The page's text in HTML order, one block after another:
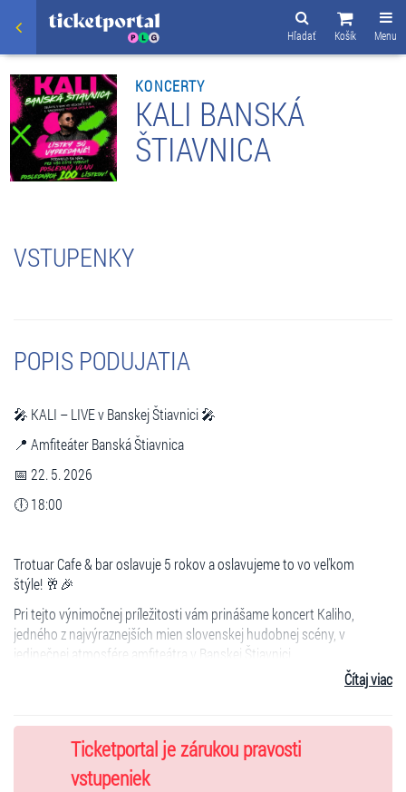
Menu
Košík
Hľadať
KONCERTY
KALI BANSKÁ
ŠTIAVNICA
VSTUPENKY
POPIS PODUJATIA
🎤 KALI – LIVE v Banskej Štiavnici 🎤
📍 Amfiteáter Banská Štiavnica
📅 22. 5. 2026
🕕 18:00
Trotuar Cafe & bar oslavuje 5 rokov a oslavujeme to vo veľkom
štýle! 🥂🎉
Pri tejto výnimočnej príležitosti vám prinášame koncert Kaliho,
jedného z najvýraznejších mien slovenskej hudobnej scény, v
jedinečnej atmosfére amfiteátra v Banskej Štiavnici.
priestor na stretnutia, vychutnávanie kávy, či jedinečné zážitky z
legendárnych akcií. Vy ste nás za ten čas podporovali, navštevovali a
dávali nám dôvod pokračovať. Tento večer je poďakovaním práve
Čítaj viac
Ticketportal je zárukou pravosti
vstupeniek